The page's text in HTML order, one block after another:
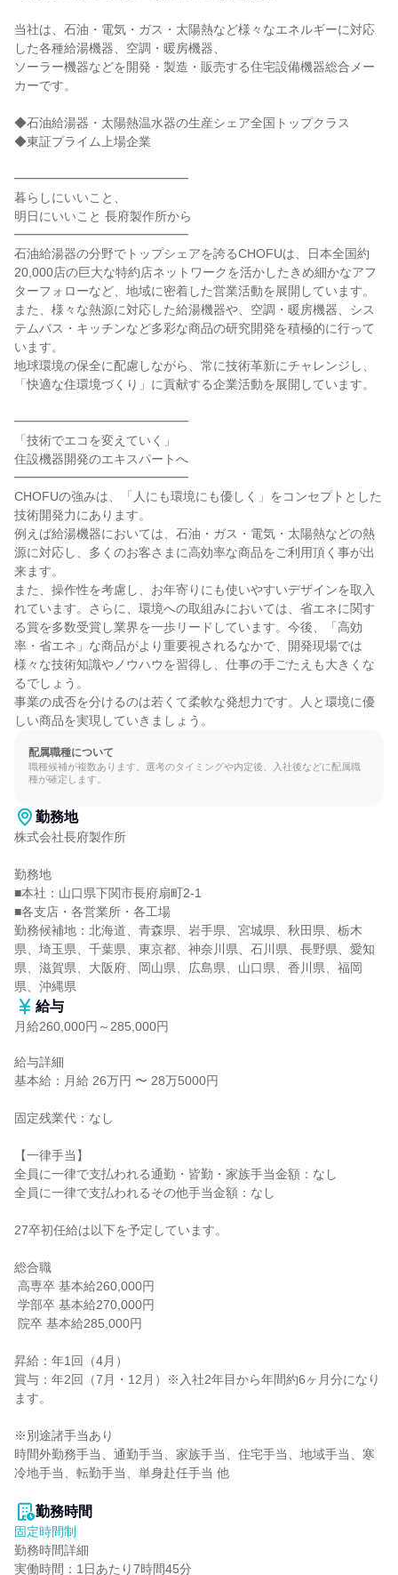
当社は、石油・電気・ガス・太陽熱など様々なエネルギーに対応
した各種給湯機器、空調・暖房機器、
ソーラー機器などを開発・製造・販売する住宅設備機器総合メー
カーです。
◆石油給湯器・太陽熱温水器の生産シェア全国トップクラス
◆東証プライム上場企業
━━━━━━━━━━━━━━
暮らしにいいこと、
明日にいいこと 長府製作所から
━━━━━━━━━━━━━━
石油給湯器の分野でトップシェアを誇るCHOFUは、日本全国約
20,000店の巨大な特約店ネットワークを活かしたきめ細かなアフ
ターフォローなど、地域に密着した営業活動を展開しています。
また、様々な熱源に対応した給湯機器や、空調・暖房機器、シス
テムバス・キッチンなど多彩な商品の研究開発を積極的に行って
います。
地球環境の保全に配慮しながら、常に技術革新にチャレンジし、
「快適な住環境づくり」に貢献する企業活動を展開しています。
━━━━━━━━━━━━━━
「技術でエコを変えていく」
住設機器開発のエキスパートへ
━━━━━━━━━━━━━━
CHOFUの強みは、「人にも環境にも優しく」をコンセプトとした
技術開発力にあります。
例えば給湯機器においては、石油・ガス・電気・太陽熱などの熱
源に対応し、多くのお客さまに高効率な商品をご利用頂く事が出
来ます。
また、操作性を考慮し、お年寄りにも使いやすいデザインを取入
れています。さらに、環境への取組みにおいては、省エネに関す
る賞を多数受賞し業界を一歩リードしています。今後、「高効
率・省エネ」な商品がより重要視されるなかで、開発現場では
様々な技術知識やノウハウを習得し、仕事の手ごたえも大きくな
るでしょう。
事業の成否を分けるのは若くて柔軟な発想力です。人と環境に優
しい商品を実現していきましょう。
配属職種について
職種候補が複数あります。選考のタイミングや内定後、入社後などに配属職
種が確定します。
勤務地
株式会社長府製作所
勤務地
■本社：山口県下関市長府扇町2-1
■各支店・各営業所・各工場
勤務候補地：北海道、青森県、岩手県、宮城県、秋田県、栃木
県、埼玉県、千葉県、東京都、神奈川県、石川県、長野県、愛知
県、滋賀県、大阪府、岡山県、広島県、山口県、香川県、福岡
県、沖縄県
給与
月給260,000円～285,000円
給与詳細
基本給：月給 26万円 〜 28万5000円
固定残業代：なし
【一律手当】
全員に一律で支払われる通勤・皆勤・家族手当金額：なし
全員に一律で支払われるその他手当金額：なし
27卒初任給は以下を予定しています。
総合職
昇給：年1回（4月）
賞与：年2回（7月・12月）※入社2年目から年間約6ヶ月分になり
ます。
※別途諸手当あり
時間外勤務手当、通勤手当、家族手当、住宅手当、地域手当、寒
冷地手当、転勤手当、単身赴任手当 他
勤務時間
固定時間制
勤務時間詳細
実働時間：1日あたり7時間45分